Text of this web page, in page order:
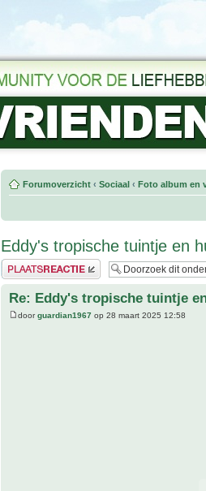
Forumoverzicht ‹ Sociaal ‹ Foto album en
Eddy's tropische tuintje en
Plaats een reactie
Re: Eddy's tropische tuintje
doorguardian1967 op 28 maart 2025 12:58